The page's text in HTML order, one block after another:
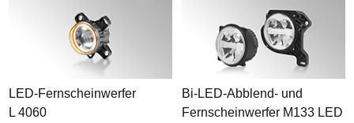
LED-Fernscheinwerfer
L 4060
Bi-LED-Abblend- und
Fernscheinwerfer M133 LED